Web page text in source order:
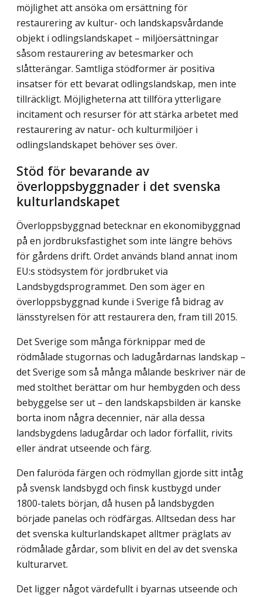
möjlighet att ansöka om ersättning för
restaurering av kultur- och landskapsvårdande
objekt i odlingslandskapet – miljöersättningar
såsom restaurering av betesmarker och
slåtterängar. Samtliga stödformer är positiva
insatser för ett bevarat odlingslandskap, men inte
tillräckligt. Möjligheterna att tillföra ytterligare
incitament och resurser för att stärka arbetet med
restaurering av natur- och kulturmiljöer i
odlingslandskapet behöver ses över.
Stöd för bevarande av
överloppsbyggnader i det svenska
kulturlandskapet
Överloppsbyggnad betecknar en ekonomibyggnad
på en jordbruksfastighet som inte längre behövs
för gårdens drift. Ordet används bland annat inom
EU:s stödsystem för jordbruket via
Landsbygdsprogrammet. Den som äger en
överloppsbyggnad kunde i Sverige få bidrag av
länsstyrelsen för att restaurera den, fram till 2015.
Det Sverige som många förknippar med de
rödmålade stugornas och ladugårdarnas landskap –
det Sverige som så många målande beskriver när de
med stolthet berättar om hur hembygden och dess
bebyggelse ser ut – den landskapsbilden är kanske
borta inom några decennier, när alla dessa
landsbygdens ladugårdar och lador förfallit, rivits
eller ändrat utseende och färg.
Den faluröda färgen och rödmyllan gjorde sitt intåg
på svensk landsbygd och finsk kustbygd under
1800-talets början, då husen på landsbygden
började panelas och rödfärgas. Alltsedan dess har
det svenska kulturlandskapet alltmer präglats av
rödmålade gårdar, som blivit en del av det svenska
kulturarvet.
Det ligger något värdefullt i byarnas utseende och